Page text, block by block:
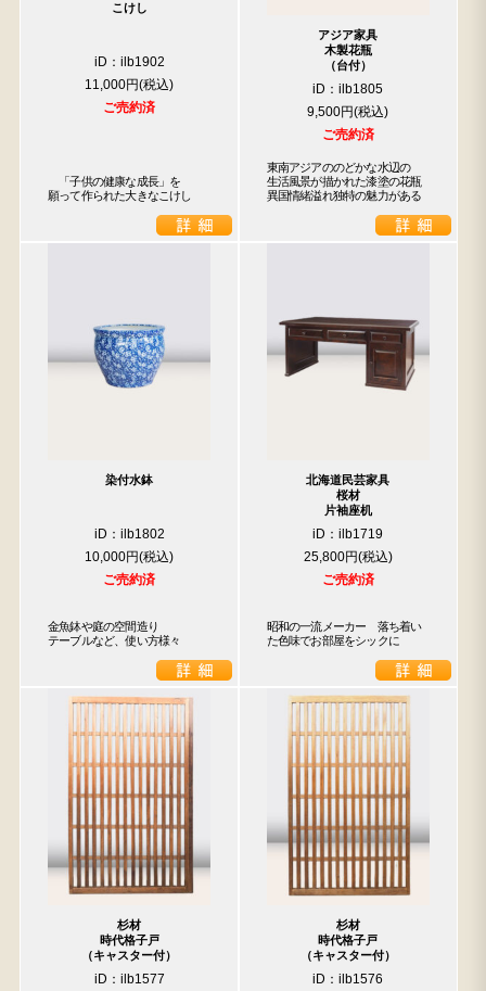
こけし
iD：ilb1902
11,000円
ご売約済
「子供の健康な成長」を
願って作られた大きなこけし
アジア家具
木製花瓶
（台付）
iD：ilb1805
9,500円
ご売約済
東南アジアののどかな水辺の
生活風景が描かれた漆塗の花瓶
異国情緒溢れ独特の魅力がある
染付水鉢
iD：ilb1802
10,000円
ご売約済
金魚鉢や庭の空間造り
テーブルなど、使い方様々
北海道民芸家具
桜材
片袖座机
iD：ilb1719
25,800円
ご売約済
昭和の一流メーカー　落ち着い
た色味でお部屋をシックに
杉材
時代格子戸
（キャスター付）
iD：ilb1577
杉材
時代格子戸
（キャスター付）
iD：ilb1576
検索
人気の検索キーワード
水屋箪笥 松本民芸
2990 箪笥